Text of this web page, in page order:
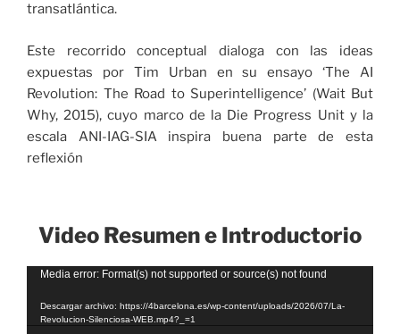
transatlántica.
Este recorrido conceptual dialoga con las ideas
expuestas por Tim Urban en su ensayo ‘The AI
Revolution: The Road to Superintelligence’ (Wait But
Why, 2015), cuyo marco de la Die Progress Unit y la
escala ANI-IAG-SIA inspira buena parte de esta
reflexión
Video Resumen e Introductorio
Reproductor
vídeo
Media error: Format(s) not supported or source(s) not found
Descargar archivo: https://4barcelona.es/wp-content/uploads/2026/07/La-
Revolucion-Silenciosa-WEB.mp4?_=1